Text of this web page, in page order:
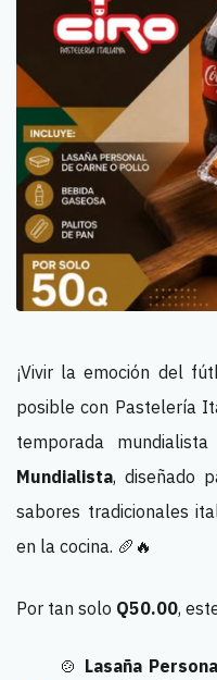
¡Vivir la emoción del
posible con Pastelería
temporada
Mundialista, diseñado
sabores tradicionales
en la cocina. 🥖🔥
Por tan solo Q50.00,
🍲 Lasaña